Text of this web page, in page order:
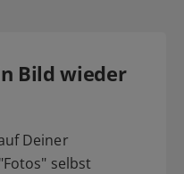
Bild wieder
Deiner
selbst